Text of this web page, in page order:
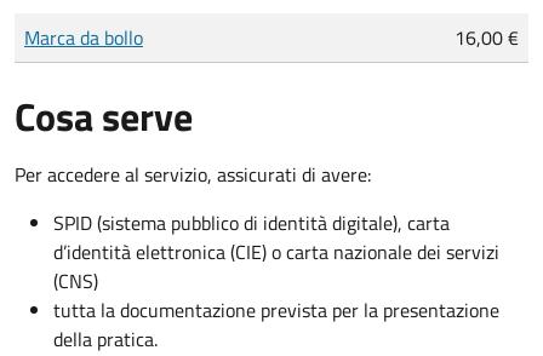
Tipo di pagamento
Importo
Marca da bollo 16,00 €
Cosa serve
Per accedere al servizio, assicurati di avere:
SPID (sistema pubblico di identità digitale), carta
d’identità elettronica (CIE) o carta nazionale dei servizi
(CNS)
tutta la documentazione prevista per la presentazione
della pratica.